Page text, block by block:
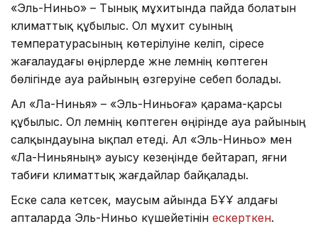
«Эль-Ниньо» – Тынық мұхитында пайда болатын
климаттық құбылыс. Ол мұхит суының
температурасының көтерілуіне әкеліп, әсіресе
жағалаудағы өңірлерде және әлемнің көптеген
бөлігінде ауа райының өзгеруіне себеп болады.
Ал «Ла-Нинья» – «Эль-Ниньоға» қарама-қарсы
құбылыс. Ол әлемнің көптеген өңірінде ауа райының
салқындауына ықпал етеді. Ал «Эль-Ниньо» мен
«Ла-Ниньяның» ауысу кезеңінде бейтарап, яғни
табиғи климаттық жағдайлар байқалады.
Еске сала кетсек, маусым айында БҰҰ алдағы
апталарда Эль-Ниньо күшейетінін ескерткен.